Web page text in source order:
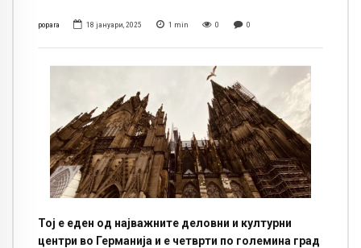
popara 18 јануари, 2025 1 min 0 0
Тој е еден од најважните деловни и културни
центри во Германија и е четврти по големина град